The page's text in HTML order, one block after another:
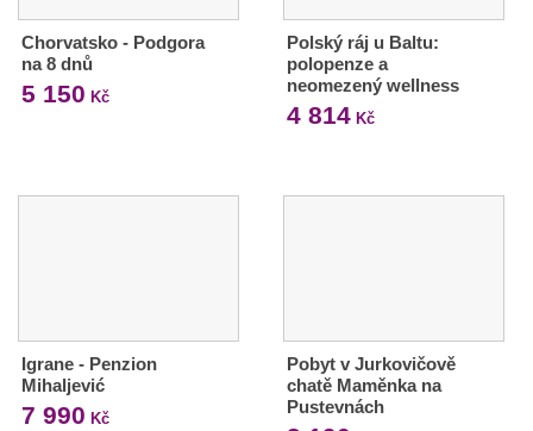
Chorvatsko - Podgora
na 8 dnů
5 150 Kč
Polský ráj u Baltu:
polopenze a
neomezený wellness
4 814Kč
Igrane - Penzion
Mihaljević
7 990 Kč
Pobyt v Jurkovičově
chatě Maměnka na
Pustevnách